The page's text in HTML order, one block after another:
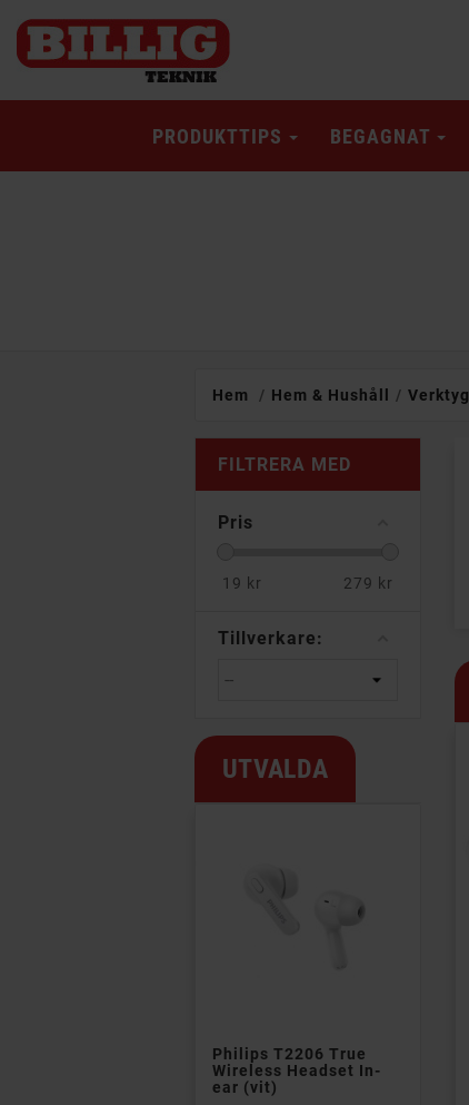
PRODUKTTIPS BEGAGNAT
Hem Hem & Hushåll Verktyg
FILTRERA MED
Pris
19 kr 279 kr
Tillverkare:
UTVALDA
Philips T2206 True
Wireless Headset In-
ear (vit)